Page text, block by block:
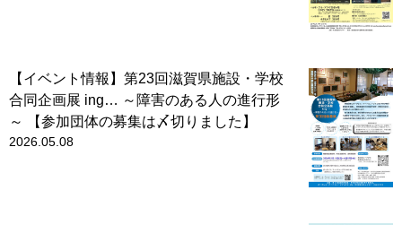
【イベント情報】第23回滋賀県施設・学校
合同企画展 ing… ～障害のある人の進行形
～ 【参加団体の募集は〆切りました】
2026.05.08